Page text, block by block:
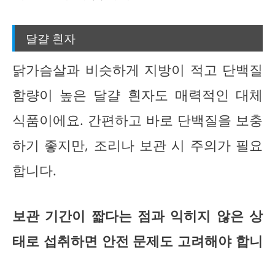
달걀 흰자
닭가슴살과 비슷하게 지방이 적고 단백질
함량이 높은 달걀 흰자도 매력적인 대체
식품이에요. 간편하고 바로 단백질을 보충
하기 좋지만, 조리나 보관 시 주의가 필요
합니다.
보관 기간이 짧다는 점과 익히지 않은 상
태로 섭취하면 안전 문제도 고려해야 합니